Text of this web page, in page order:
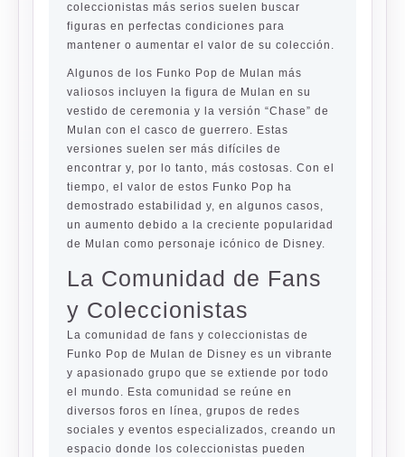
coleccionistas más serios suelen buscar
figuras en perfectas condiciones para
mantener o aumentar el valor de su colección.
Algunos de los Funko Pop de Mulan más
valiosos incluyen la figura de Mulan en su
vestido de ceremonia y la versión “Chase” de
Mulan con el casco de guerrero. Estas
versiones suelen ser más difíciles de
encontrar y, por lo tanto, más costosas. Con el
tiempo, el valor de estos Funko Pop ha
demostrado estabilidad y, en algunos casos,
un aumento debido a la creciente popularidad
de Mulan como personaje icónico de Disney.
La Comunidad de Fans
y Coleccionistas
La comunidad de fans y coleccionistas de
Funko Pop de Mulan de Disney es un vibrante
y apasionado grupo que se extiende por todo
el mundo. Esta comunidad se reúne en
diversos foros en línea, grupos de redes
sociales y eventos especializados, creando un
espacio donde los coleccionistas pueden